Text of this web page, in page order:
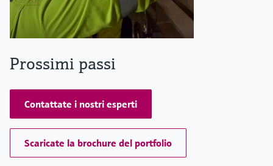
Prossimi passi
Contattate i nostri esperti
Scaricate la brochure del portfolio